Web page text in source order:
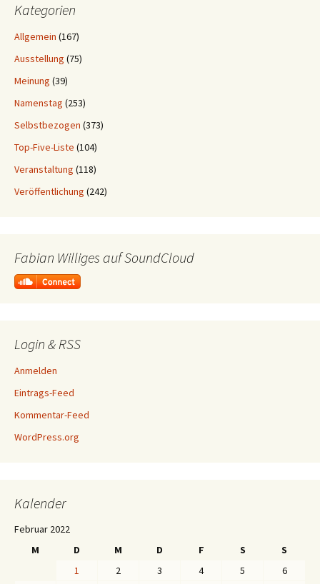
Kategorien
Allgemein (167)
Ausstellung (75)
Meinung (39)
Namenstag (253)
Selbstbezogen (373)
Top-Five-Liste (104)
Veranstaltung (118)
Veröffentlichung (242)
Fabian Williges auf SoundCloud
Login & RSS
Anmelden
Eintrags-Feed
Kommentar-Feed
WordPress.org
Kalender
Februar 2022
M
D M D F S
S
1
2 3 4 5
6